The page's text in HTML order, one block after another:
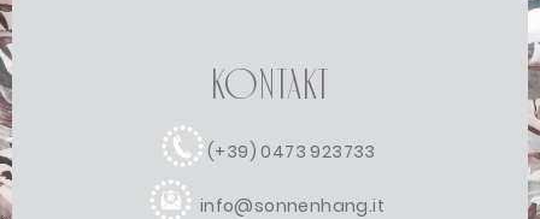
Kontakt
(+39) 0473 923733
info@sonnenhang.it